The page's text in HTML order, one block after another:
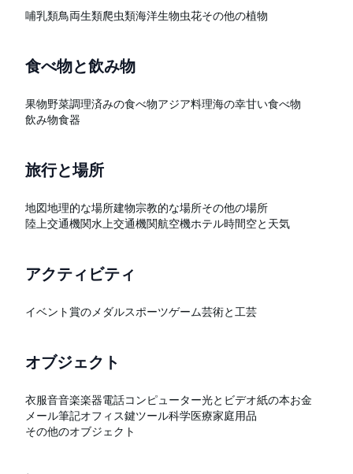
哺乳類鳥両生類爬虫類海洋生物虫花その他の植物
食べ物と飲み物
果物野菜調理済みの食べ物アジア料理海の幸甘い食べ物
飲み物食器
旅行と場所
地図地理的な場所建物宗教的な場所その他の場所
陸上交通機関水上交通機関航空機ホテル時間空と天気
アクティビティ
イベント賞のメダルスポーツゲーム芸術と工芸
オブジェクト
衣服音音楽楽器電話コンピューター光とビデオ紙の本お金
メール筆記オフィス鍵ツール科学医療家庭用品
その他のオブジェクト